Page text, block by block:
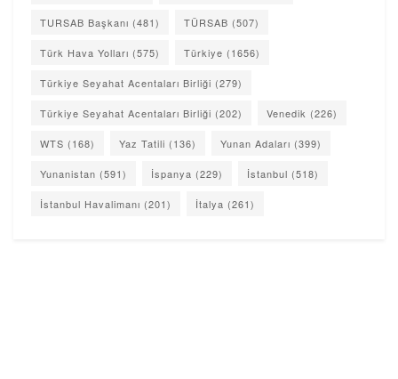
TURSAB Başkanı (481) TÜRSAB (507)
Türk Hava Yolları (575) Türkiye (1656)
Türkiye Seyahat Acentaları Birliği (279)
Türkiye Seyahat Acentaları Birliği (202) Venedik (226)
WTS (168) Yaz Tatili (136) Yunan Adaları (399)
Yunanistan (591) İspanya (229) İstanbul (518)
İstanbul Havalimanı (201) İtalya (261)